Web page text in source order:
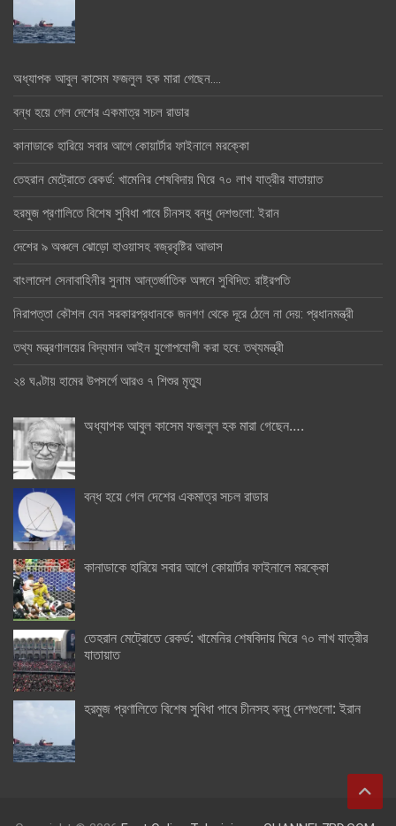
অধ্যাপক আবুল কাসেম ফজলুল হক মারা গেছেন….
বন্ধ হয়ে গেল দেশের একমাত্র সচল রাডার
কানাডাকে হারিয়ে সবার আগে কোয়ার্টার ফাইনালে মরক্কো
তেহরান মেট্রোতে রেকর্ড: খামেনির শেষবিদায় ঘিরে ৭০ লাখ যাত্রীর যাতায়াত
হরমুজ প্রণালিতে বিশেষ সুবিধা পাবে চীনসহ বন্ধু দেশগুলো: ইরান
দেশের ৯ অঞ্চলে ঝোড়ো হাওয়াসহ বজ্রবৃষ্টির আভাস
বাংলাদেশ সেনাবাহিনীর সুনাম আন্তর্জাতিক অঙ্গনে সুবিদিত: রাষ্ট্রপতি
নিরাপত্তা কৌশল যেন সরকারপ্রধানকে জনগণ থেকে দূরে ঠেলে না দেয়: প্রধানমন্ত্রী
তথ্য মন্ত্রণালয়ের বিদ্যমান আইন যুগোপযোগী করা হবে: তথ্যমন্ত্রী
২৪ ঘণ্টায় হামের উপসর্গে আরও ৭ শিশুর মৃত্যু
অধ্যাপক আবুল কাসেম ফজলুল হক মারা গেছেন….
বন্ধ হয়ে গেল দেশের একমাত্র সচল রাডার
কানাডাকে হারিয়ে সবার আগে কোয়ার্টার ফাইনালে মরক্কো
তেহরান মেট্রোতে রেকর্ড: খামেনির শেষবিদায় ঘিরে ৭০ লাখ যাত্রীর
যাতায়াত
হরমুজ প্রণালিতে বিশেষ সুবিধা পাবে চীনসহ বন্ধু দেশগুলো: ইরান